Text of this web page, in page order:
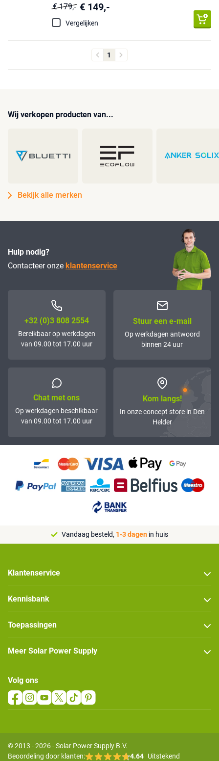
€ 179,- € 149,-
Vergelijken
1
Wij verkopen producten van...
Bekijk alle merken
Hulp nodig?
Contacteer onze klantenservice
+32 (0)3 808 2554
Bereikbaar op werkdagen
van 09.00 tot 17.00 uur
Stuur een e-mail
Op werkdagen antwoord
binnen 24 uur
Chat met ons
Op werkdagen beschikbaar
van 09.00 tot 17.00 uur
Kom langs!
In onze concept store in Den
Helder
Vandaag besteld, 1-3 dagen in huis
Klantenservice
Kennisbank
Toepassingen
Meer Solar Power Supply
Volg ons
© 2013 - 2026 - Solar Power Supply B.V.
Beoordeling door klanten:
4.64 Uitstekend